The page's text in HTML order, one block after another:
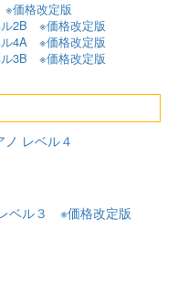
価格改定版
ル2B ※価格改定版
ル4A ※価格改定版
ル3B ※価格改定版
レベル４
ベル３ ※価格改定版